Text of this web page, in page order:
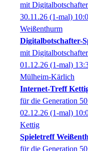
mit
30.11.26 (1-mal)
Weißenthurm
Digitalbotschafter-
mit
01.12.26 (1-mal)
Mülheim-Kärlich
Internet-Treff
für die Generation
02.12.26 (1-mal)
Kettig
Spieletreff
für die Generation